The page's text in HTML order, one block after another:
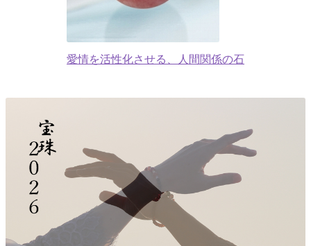
愛情を活性化させる、人間関係の石